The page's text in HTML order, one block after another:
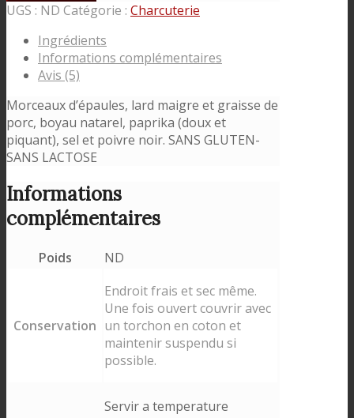
UGS : ND Catégorie : Charcuterie
Ingrédients
Informations complémentaires
Avis (5)
Morceaux d’épaules, lard maigre et graisse de
porc, boyau natarel, paprika (doux et
piquant), sel et poivre noir. SANS GLUTEN-
SANS LACTOSE
Informations
complémentaires
Poids ND
Conservation
Endroit frais et sec même.
Une fois ouvert couvrir avec
un torchon en coton et
maintenir suspendu si
possible.
Servir a temperature